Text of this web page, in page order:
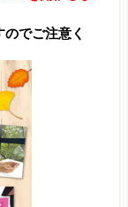
でご注意く